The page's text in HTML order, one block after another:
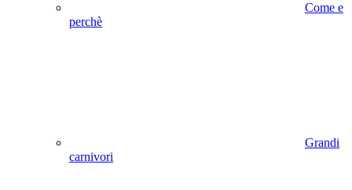
Come e
perchè
Grandi
carnivori